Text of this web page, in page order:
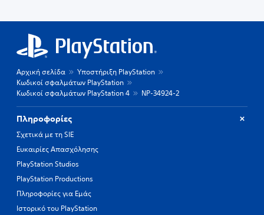
Αρχική σελίδα
Υποστήριξη PlayStation
Κωδικοί σφαλμάτων PlayStation
Κωδικοί σφαλμάτων PlayStation 4
NP-34924-2
Πληροφορίες
Σχετικά με τη SIE
Ευκαιρίες Απασχόλησης
PlayStation Studios
PlayStation Productions
Πληροφορίες για Εμάς
Ιστορικό του PlayStation